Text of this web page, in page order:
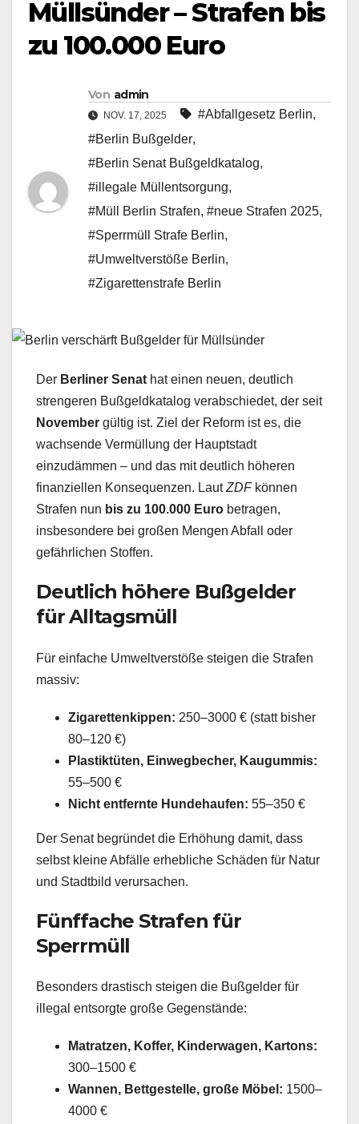
Müllsünder – Strafen bis
zu 100.000 Euro
Von admin
NOV. 17, 2025 #Abfallgesetz Berlin,
#Berlin Bußgelder,
#Berlin Senat Bußgeldkatalog,
#illegale Müllentsorgung,
#Müll Berlin Strafen, #neue Strafen 2025,
#Sperrmüll Strafe Berlin,
#Umweltverstöße Berlin,
#Zigarettenstrafe Berlin
Der Berliner Senat hat einen neuen, deutlich
strengeren Bußgeldkatalog verabschiedet, der seit
November gültig ist. Ziel der Reform ist es, die
wachsende Vermüllung der Hauptstadt
einzudämmen – und das mit deutlich höheren
finanziellen Konsequenzen. LautZDFkönnen
Strafen nun bis zu 100.000 Euro betragen,
insbesondere bei großen Mengen Abfall oder
gefährlichen Stoffen.
Deutlich höhere Bußgelder
für Alltagsmüll
Für einfache Umweltverstöße steigen die Strafen
massiv:
Zigarettenkippen: 250–3000 € (statt bisher
80–120 €)
Plastiktüten, Einwegbecher, Kaugummis:
55–500 €
Nicht entfernte Hundehaufen: 55–350 €
Der Senat begründet die Erhöhung damit, dass
selbst kleine Abfälle erhebliche Schäden für Natur
und Stadtbild verursachen.
Fünffache Strafen für
Sperrmüll
Besonders drastisch steigen die Bußgelder für
illegal entsorgte große Gegenstände:
Matratzen, Koffer, Kinderwagen, Kartons:
300–1500 €
Wannen, Bettgestelle, große Möbel: 1500–
4000 €